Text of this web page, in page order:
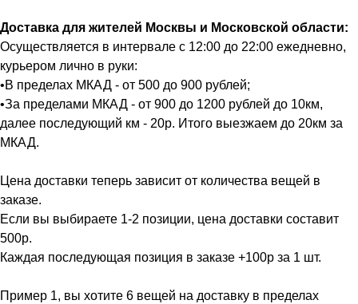
Доставка для жителей Москвы и Московской области:
Осуществляется в интервале с 12:00 до 22:00 ежедневно,
курьером лично в руки:
•В пределах МКАД - от 500 до 900 рублей;
•За пределами МКАД - от 900 до 1200 рублей до 10км,
далее последующий км - 20р. Итого выезжаем до 20км за
МКАД.
Цена доставки теперь зависит от количества вещей в
заказе.
Если вы выбираете 1-2 позиции, цена доставки составит
500р.
Каждая последующая позиция в заказе +100р за 1 шт.
Пример 1, вы хотите 6 вещей на доставку в пределах